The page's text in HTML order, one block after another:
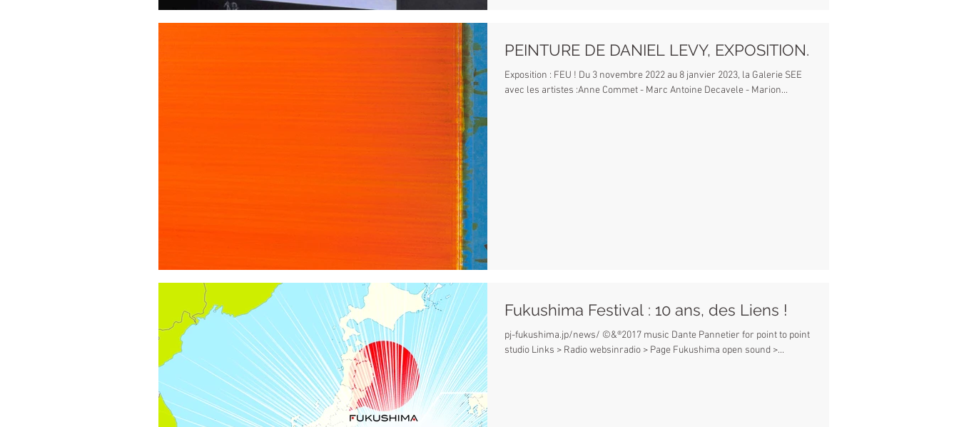
PEINTURE DE DANIEL LEVY, EXPOSITION.
Exposition : FEU ! Du 3 novembre 2022 au 8 janvier 2023, la Galerie SEE
avec les artistes :Anne Commet - Marc Antoine Decavele - Marion...
Fukushima Festival : 10 ans, des Liens !
pj-fukushima.jp/news/ ©&®2017 music Dante Pannetier for point to point
studio Links > Radio websinradio > Page Fukushima open sound >...